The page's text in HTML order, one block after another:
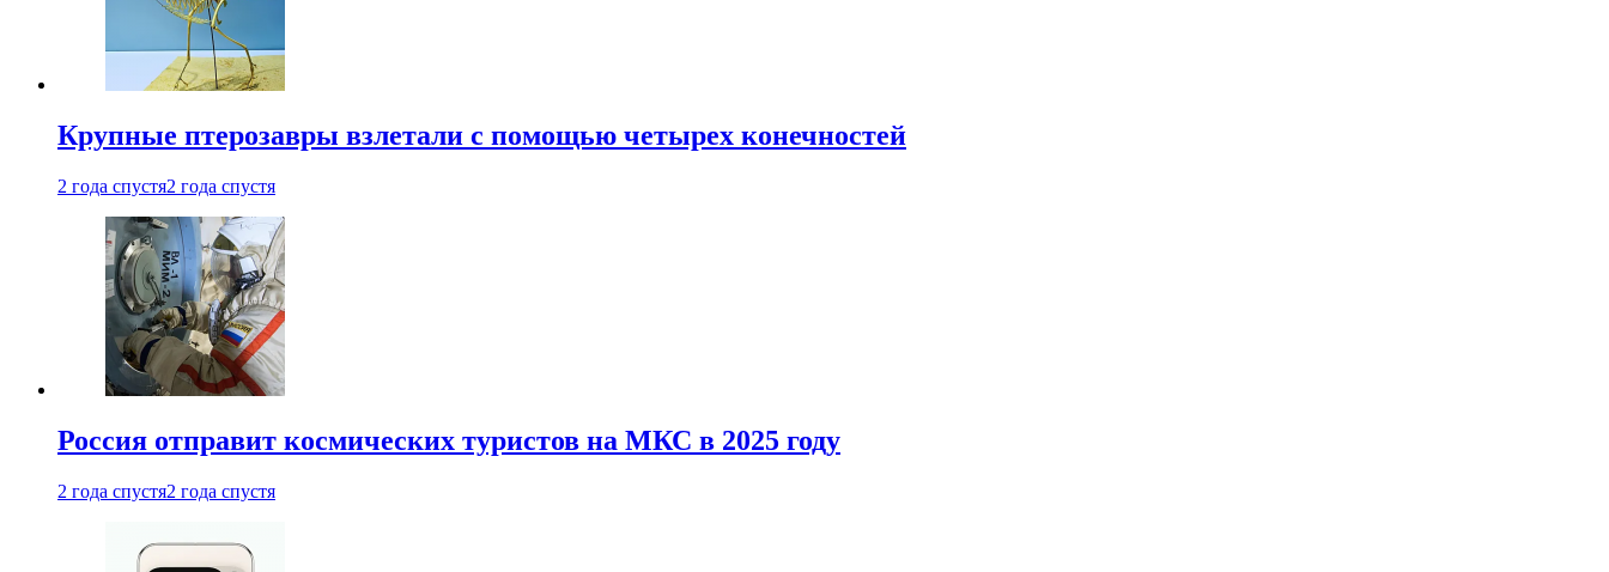
Крупные птерозавры взлетали с помощью четырех конечностей
2 года спустя2 года спустя
Россия отправит космических туристов на МКС в 2025 году
2 года спустя2 года спустя